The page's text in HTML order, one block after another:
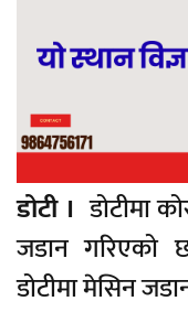
डोटी । डोटीमा
जडान गरिएको
डोटीमा मेसिन